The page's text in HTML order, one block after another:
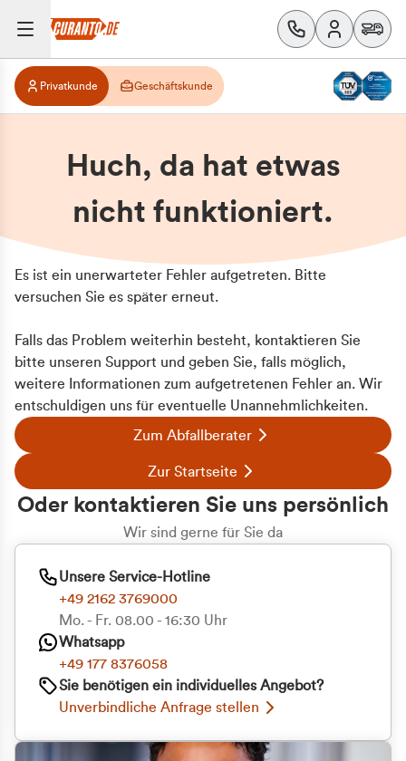
Privatkunde Geschäftskunde
Huch, da hat etwas
nicht funktioniert.
Es ist ein unerwarteter Fehler aufgetreten. Bitte
versuchen Sie es später erneut.
Falls das Problem weiterhin besteht, kontaktieren Sie
bitte unseren Support und geben Sie, falls möglich,
weitere Informationen zum aufgetretenen Fehler an. Wir
entschuldigen uns für eventuelle Unannehmlichkeiten.
Zum Abfallberater
Zur Startseite
Oder kontaktieren Sie uns persönlich
Wir sind gerne für Sie da
Unsere Service-Hotline
+49 2162 3769000
Mo. - Fr. 08.00 - 16:30 Uhr
Whatsapp
+49 177 8376058
Sie benötigen ein individuelles Angebot?
Unverbindliche Anfrage stellen